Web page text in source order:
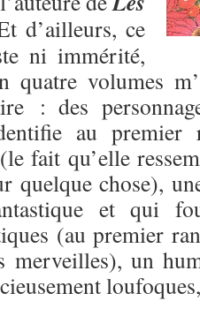
d’ailleurs, ce
ni immérité,
quatre volumes
: des
au premier
fait qu’elle
quelque chose),
et qui
(au premier
merveilles), un